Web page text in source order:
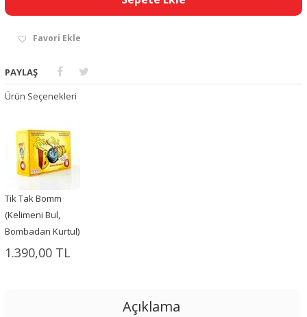
Favori Ekle
PAYLAŞ
Ürün Seçenekleri
Tik Tak Bomm
(Kelimeni Bul,
Bombadan Kurtul)
1.390,00 TL
Açıklama